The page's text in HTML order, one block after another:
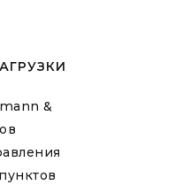
&